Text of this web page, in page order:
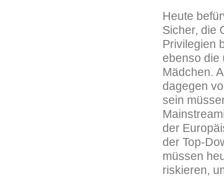
Heute
Sicher, die
Privilegien
ebenso die
Mädchen.
dagegen
sein
der
der Top-
müssen
riskieren,